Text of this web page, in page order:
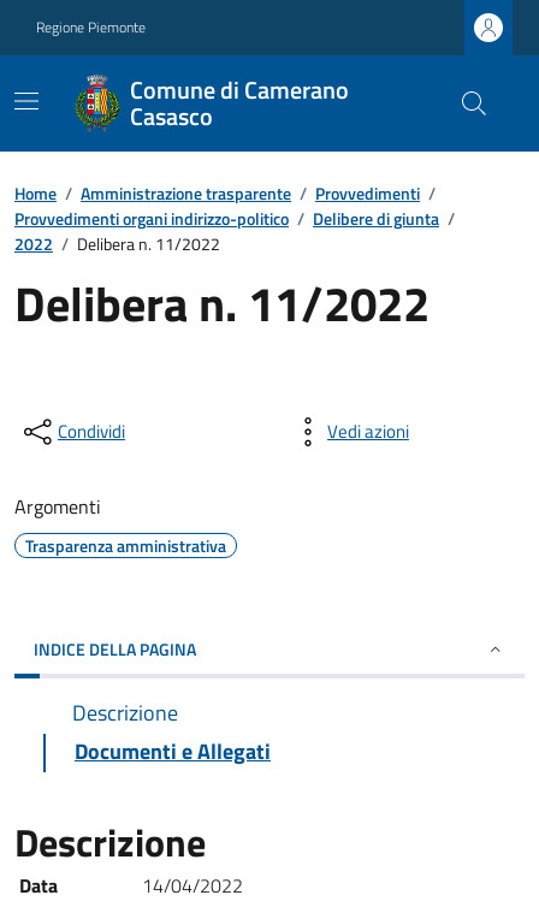
Regione Piemonte
Comune di Camerano
Casasco
Home / Amministrazione trasparente / Provvedimenti /
Provvedimenti organi indirizzo-politico / Delibere di giunta /
2022 / Delibera n. 11/2022
Delibera n. 11/2022
Condividi Vedi azioni
Argomenti
Trasparenza amministrativa
INDICE DELLA PAGINA
Descrizione
Documenti e Allegati
Descrizione
Data
14/04/2022